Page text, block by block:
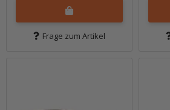
Frage zum Artikel